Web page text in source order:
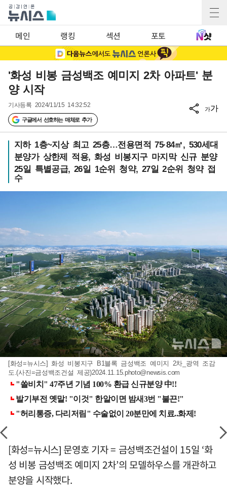
메인 랭킹 섹션 포토
'화성 비봉 금성백조 예미지 2차 아파트' 분
양 시작
기사등록 2024/11/15 14:32:52
구글에서 선호하는 매체로 추가
가가
지하 1층~지상 최고 25층…전용면적 75·84㎡, 530세대
분양가 상한제 적용, 화성 비봉지구 마지막 신규 분양
25일 특별공급, 26일 1순위 청약, 27일 2순위 청약 접
수
[화성=뉴시스] 화성 비봉지구 B1블록 금성백조 예미지 2차_광역 조감
도.(사진=금성백조건설 제공)2024.11.15.photo@newsis.com
[화성=뉴시스] 문영호 기자 = 금성백조건설이 15일 ‘화
성 비봉 금성백조 예미지 2차’의 모델하우스를 개관하고
분양을 시작했다.